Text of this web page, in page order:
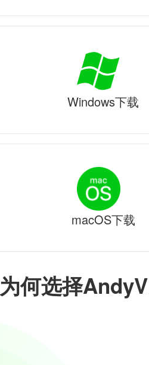
为何选择
Windows下载
macOS下载